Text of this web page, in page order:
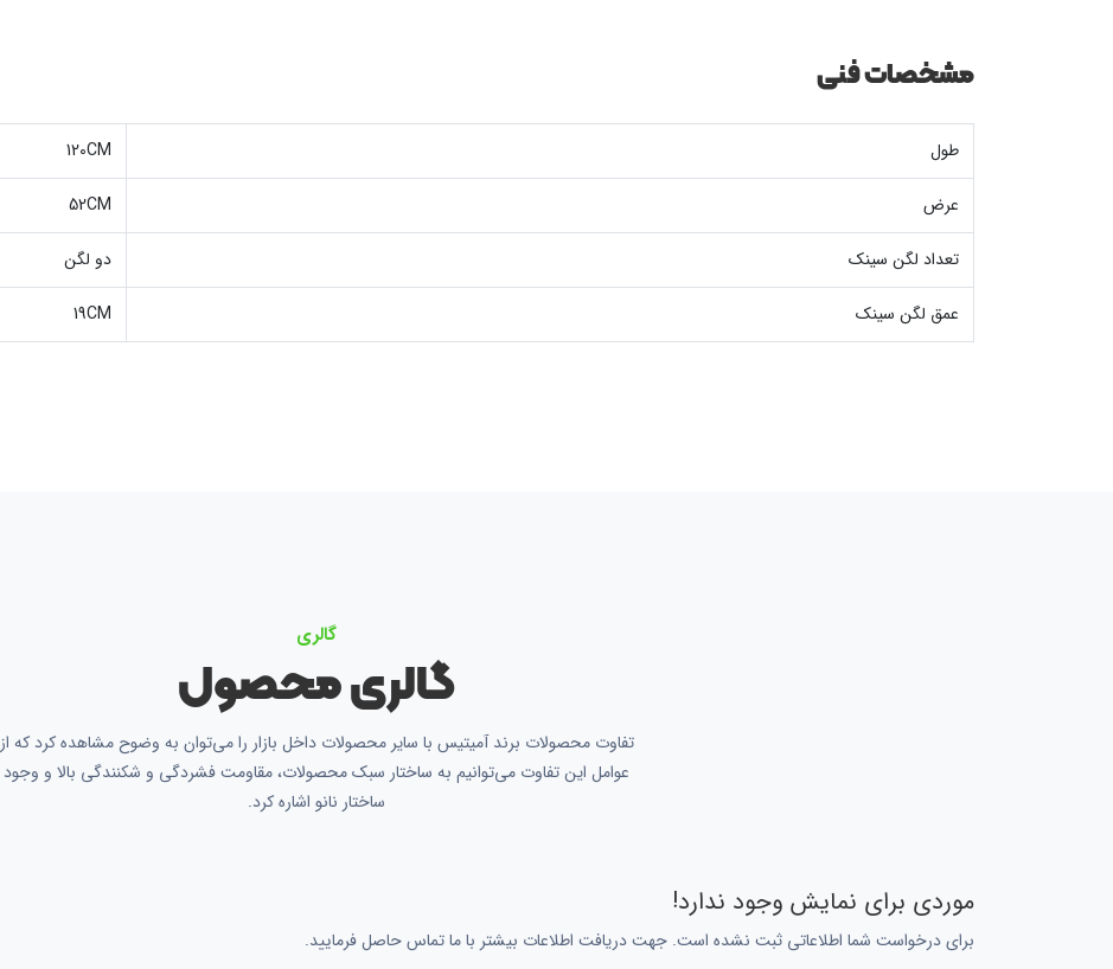
مشخصات فنی
طول 120CM
عرض 52CM
تعداد لگن سینک دو لگن
عمق لگن سینک 19CM
گالری
گالری محصول
تفاوت محصولات برند آمیتیس با سایر محصولات داخل بازار را می‌توان به وضوح مشاهده کرد که از
عوامل این تفاوت می‌توانیم به ساختار سبک محصولات، مقاومت فشردگی و شکنندگی بالا و وجود
ساختار نانو اشاره کرد.
موردی برای نمایش وجود ندارد!
برای درخواست شما اطلاعاتی ثبت نشده است. جهت دریافت اطلاعات بیشتر با ما تماس حاصل فرمایید.